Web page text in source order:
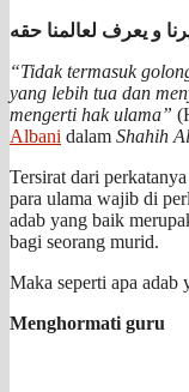
و يعرف لعالمنا حقه
“Tidak termasuk
yang lebih tua dan
mengerti hak ulama”
Albani dalam Shahih
Tersirat dari perkatanya
para ulama wajib di
adab yang baik
bagi seorang murid.
Maka seperti apa adab
Menghormati guru